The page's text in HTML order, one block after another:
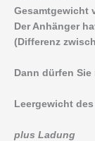
Gesamtgewicht
Der Anhänger
(Differenz
Dann dürfen
Leergewicht
plus